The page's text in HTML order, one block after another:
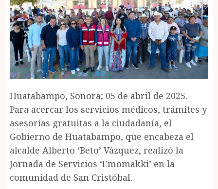
Huatabampo, Sonora; 05 de abril de 2025.-
Para acercar los servicios médicos, trámites y
asesorías gratuitas a la ciudadanía, el
Gobierno de Huatabampo, que encabeza el
alcalde Alberto ‘Beto’ Vázquez, realizó la
Jornada de Servicios ‘Emomakki’ en la
comunidad de San Cristóbal.